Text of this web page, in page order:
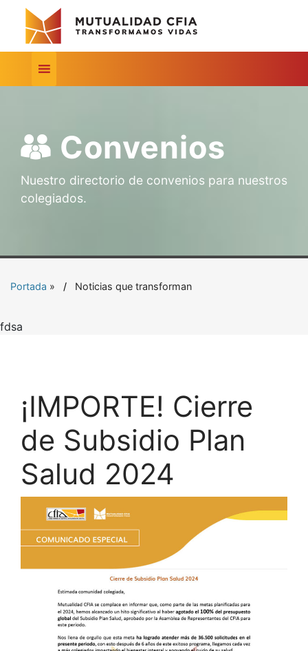
Convenios
Nuestro directorio de convenios para nuestros
colegiados.
Portada » Noticias que transforman
fdsa
¡IMPORTE! Cierre
de Subsidio Plan
Salud 2024